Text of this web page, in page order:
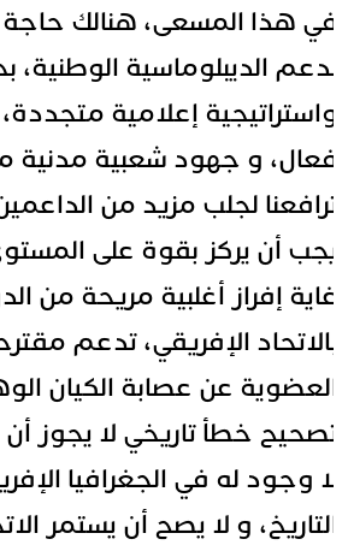
هذا المسعى، هنالك حاجة
الديبلوماسية الوطنية،
إعلامية متجددة،
و جهود شعبية مدنية
لجلب مزيد من
أن يركز بقوة على المستوى
إفراز أغلبية مريحة من
الإفريقي، تدعم
عن عصابة الكيان
خطأ تاريخي لا يجوز أن
وجود له في الجغرافيا
و لا يصح أن يستمر